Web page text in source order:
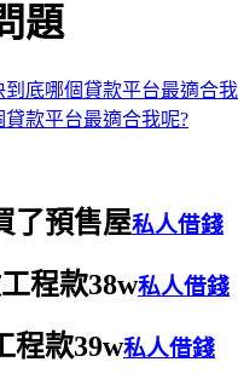
題
款平台最適合我呢?
了預售屋私人借錢
程款38w私人借錢
程款39w私人借錢